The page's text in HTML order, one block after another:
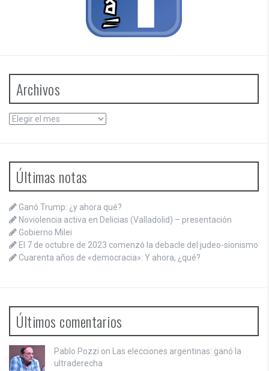
Archivos
Archivos
Últimas notas
Ganó Trump: ¿y ahora qué?
Noviolencia activa en Delicias (Valladolid) – presentación
Gobierno Milei
El 7 de octubre de 2023 comenzó la debacle del judeo-sionismo
Cuarenta años de «democracia»: Y ahora, ¿qué?
Últimos comentarios
Pablo Pozzi on Las elecciones argentinas: ganó la
ultraderecha